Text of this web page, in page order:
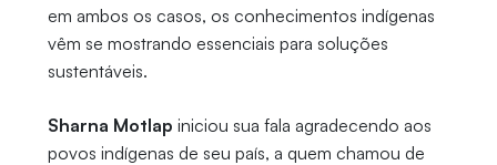
em ambos os casos, os conhecimentos indígenas
vêm se mostrando essenciais para soluções
sustentáveis.
Sharna Motlap iniciou sua fala agradecendo aos
povos indígenas de seu país, a quem chamou de